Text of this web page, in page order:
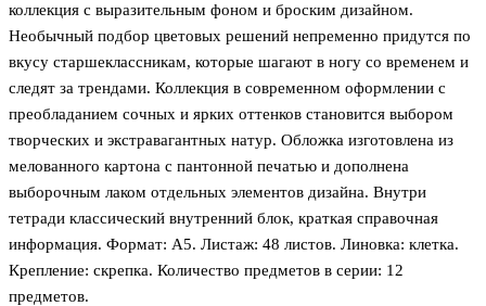
коллекция с выразительным фоном и броским дизайном.
Необычный подбор цветовых решений непременно придутся по
вкусу старшеклассникам, которые шагают в ногу со временем и
следят за трендами. Коллекция в современном оформлении с
преобладанием сочных и ярких оттенков становится выбором
творческих и экстравагантных натур. Обложка изготовлена из
мелованного картона с пантонной печатью и дополнена
выборочным лаком отдельных элементов дизайна. Внутри
тетради классический внутренний блок, краткая справочная
информация. Формат: А5. Листаж: 48 листов. Линовка: клетка.
Крепление: скрепка. Количество предметов в серии: 12
предметов.